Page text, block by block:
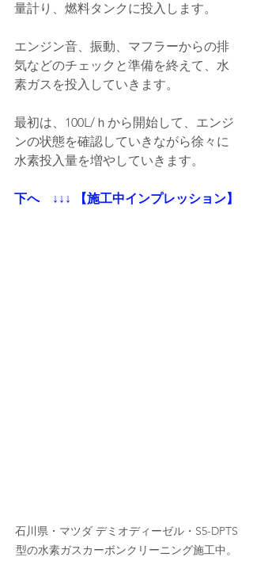
量計り、燃料タンクに投入します。
エンジン音、振動、マフラーからの排
気などのチェックと準備を終えて、水
素ガスを投入していきます。
最初は、100L/ｈから開始して、エンジ
ンの状態を確認していきながら徐々に
水素投入量を増やしていきます。
下へ    ↓↓↓ 【施工中インプレッション】
石川県・マツダ デミオディーゼル・S5-DPTS
型の水素ガスカーボンクリーニング施工中。